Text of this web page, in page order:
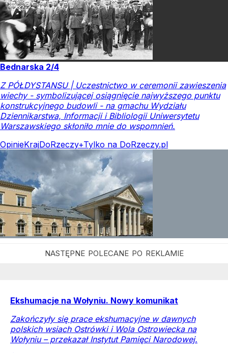
Bednarska 2/4
Z PÓŁDYSTANSU | Uczestnictwo w ceremonii zawieszenia
wiechy - symbolizującej osiągnięcie najwyższego punktu
konstrukcyjnego budowli - na gmachu Wydziału
Dziennikarstwa, Informacji i Bibliologii Uniwersytetu
Warszawskiego skłoniło mnie do wspomnień.
OpinieKrajDoRzeczy+Tylko na DoRzeczy.pl
Ekshumacje na Wołyniu. Nowy komunikat
Zakończyły się prace ekshumacyjne w dawnych
polskich wsiach Ostrówki i Wola Ostrowiecka na
Wołyniu – przekazał Instytut Pamięci Narodowej.